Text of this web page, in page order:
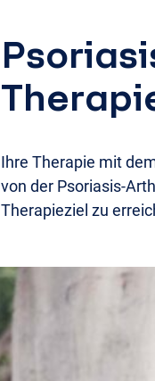
Ihre Therapie mit
von der Psoriasis-
Therapieziel zu